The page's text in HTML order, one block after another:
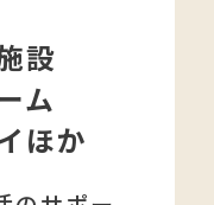
設
ム
ほか